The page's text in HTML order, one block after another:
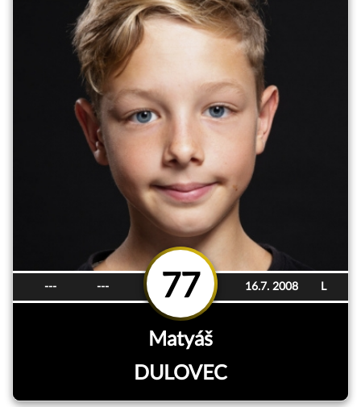
Matyáš
DULOVEC
77
--- --- 16.7. 2008 L